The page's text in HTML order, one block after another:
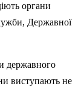
органи
Державної
державного
виступають не